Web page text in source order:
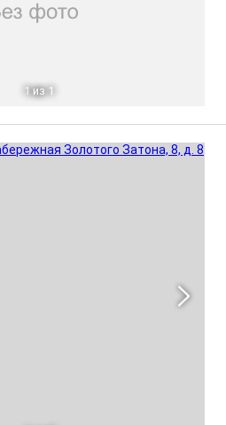
1 из 1